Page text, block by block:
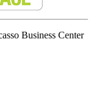
Business Center